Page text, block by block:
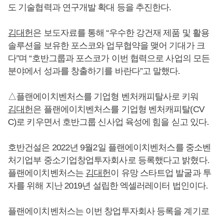
도 기술협력과 연구개발 확대 등을 추진한다.
김대헌은 보도자료를 통해 “우수한 강건재 제품 및 활용
솔루션을 보유한 포스코와 업무협약을 맺어 기대가 크
다”며 “호반그룹과 포스코가 이번 협력으로 사업의 모든
분야에서 성과를 창출하기를 바란다”고 말했다.
△플랜에이치벤처스를 기업형 벤처캐피탈사로 키워
김대헌은 플랜에이치벤처스를 기업형 벤처캐피탈(CV
C)로 키우면서 호반그룹 신사업 육성에 힘을 싣고 있다.
호반건설은 2022년 9월2일 플랜에이치벤처스를 중소벤
처기업부 중소기업창업투자회사로 등록했다고 밝혔다.
플랜에이치벤처스는 김대헌이 유망 스타트업 발굴과 투
자를 위해 지난 2019년 설립한 엑셀러레이터 법인이다.
플랜에이치벤처스는 이번 창업투자회사 등록을 계기로